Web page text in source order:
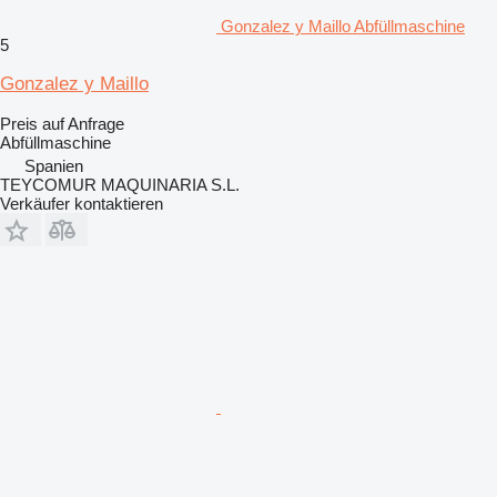
Gonzalez y Maillo Abfüllmaschine
5
Gonzalez y Maillo
Preis auf Anfrage
Abfüllmaschine
Spanien
TEYCOMUR MAQUINARIA S.L.
Verkäufer kontaktieren